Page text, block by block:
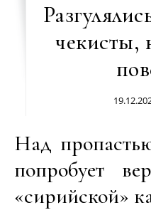
чекисты,
Над
попробует
«сирийской»